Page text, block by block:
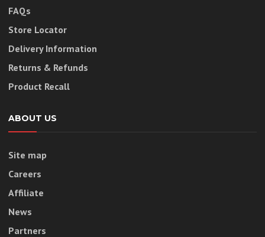
FAQs
Store Locator
Delivery Information
Returns & Refunds
Product Recall
ABOUT US
Site map
Careers
Affiliate
News
Partners